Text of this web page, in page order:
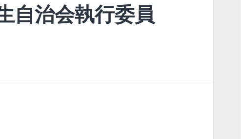
自治会執行委員